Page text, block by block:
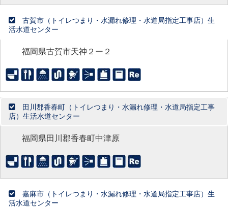
古賀市（トイレつまり・水漏れ修理・水道局指定工事店）生
活水道センター
福岡県古賀市天神２ー２
田川郡香春町（トイレつまり・水漏れ修理・水道局指定工事
店）生活水道センター
福岡県田川郡香春町中津原
嘉麻市（トイレつまり・水漏れ修理・水道局指定工事店）生
活水道センター